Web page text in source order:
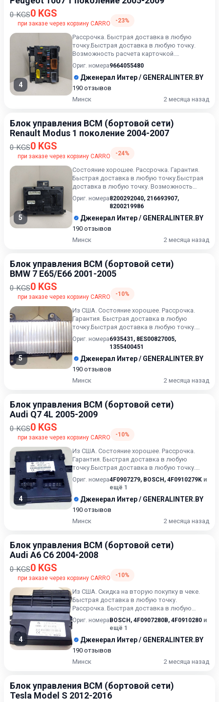
0 KGS0 KGS
при заказе через корзину CARRO -23%
4
Рассрочка. Быстрая доставка в любую
точку.Быстрая доставка в любую точку.
Возможность расчета карточкой.
Рассрочка. Проверка качества. Остав...
Ориг. номера9664055480
Дженерал Интер / GENERALINTER.BY
190 отзывов
Минск
2 месяца назад
Блок управления BCM (бортовой сети)
Renault Modus 1 поколение 2004-2007
0 KGS0 KGS
при заказе через корзину CARRO -24%
5
Состояние хорошее. Рассрочка. Гарантия.
Быстрая доставка в любую точку.Быстрая
доставка в любую точку. Возможность
расчета карточкой. Рассро...
Ориг. номера8200292040, 216693907,
8200219986
Дженерал Интер / GENERALINTER.BY
190 отзывов
Минск
2 месяца назад
Блок управления BCM (бортовой сети)
BMW 7 E65/E66 2001-2005
0 KGS0 KGS
при заказе через корзину CARRO -10%
5
Из США. Состояние хорошее. Рассрочка.
Гарантия. Быстрая доставка в любую
точку.Быстрая доставка в любую точку.
Возможность расчета карточкой...
Ориг. номера6935431 , 8ES00827005,
1355400451
Дженерал Интер / GENERALINTER.BY
190 отзывов
Минск
2 месяца назад
Блок управления BCM (бортовой сети)
Audi Q7 4L 2005-2009
0 KGS0 KGS
при заказе через корзину CARRO -10%
4
Из США. Состояние хорошее. Рассрочка.
Гарантия. Быстрая доставка в любую
точку.Быстрая доставка в любую точку.
Возможность расчета карточкой...
Ориг. номера4F0907279, BOSCH , 4F0910279K и
ещё 1
Дженерал Интер / GENERALINTER.BY
190 отзывов
Минск
2 месяца назад
Блок управления BCM (бортовой сети)
Audi A6 C6 2004-2008
0 KGS0 KGS
при заказе через корзину CARRO -10%
4
Из США. Скидка на вторую покупку в чеке.
Быстрая доставка в любую точку.
Рассрочка. Быстрая доставка в любую
точку. Возможность расчета карт...
Ориг. номера BOSCH , 4F0907280B, 4F0910280 и
ещё 1
Дженерал Интер / GENERALINTER.BY
190 отзывов
Минск
2 месяца назад
Блок управления BCM (бортовой сети)
Tesla Model S 2012-2016